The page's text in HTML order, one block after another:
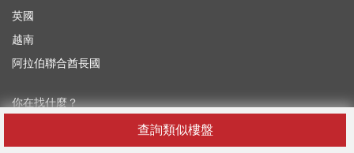
查詢類似樓盤
英國
越南
阿拉伯聯合酋長國
你在找什麼？